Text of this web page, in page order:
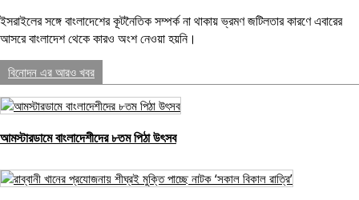
ইসরাইলের সঙ্গে বাংলাদেশের কূটনৈতিক সম্পর্ক না থাকায় ভ্রমণ জটিলতার কারণে এবারের
আসরে বাংলাদেশ থেকে কারও অংশ নেওয়া হয়নি।
বিনোদন এর আরও খবর
আমস্টারডামে বাংলাদেশীদের ৮তম পিঠা উৎসব